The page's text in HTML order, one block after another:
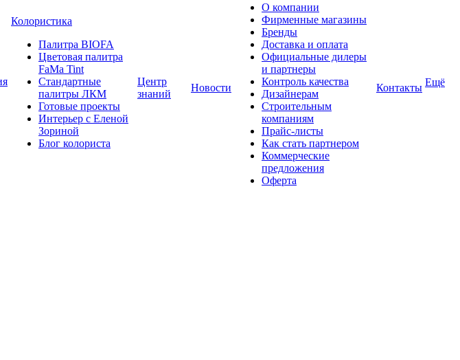
Колористика
Палитра BIOFA
Цветовая палитра
FaMa Tint
Стандартные
палитры ЛКМ
Готовые проекты
Интерьер с Еленой
Зориной
Блог колориста
Центр
знаний
Новости
О компании
Фирменные магазины
Бренды
Доставка и оплата
Официальные дилеры
и партнеры
Контроль качества
Дизайнерам
Строительным
компаниям
Прайс-листы
Как стать партнером
Коммерческие
предложения
Оферта
Контакты Ещё